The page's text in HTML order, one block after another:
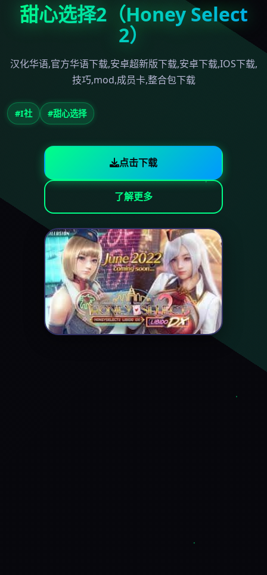
甜心选择2（Honey Select
2）
汉化华语,官方华语下载,安卓超新版下载,安卓下载,IOS下载,
技巧,mod,成员卡,整合包下载
#I社 #甜心选择
点击下载
了解更多